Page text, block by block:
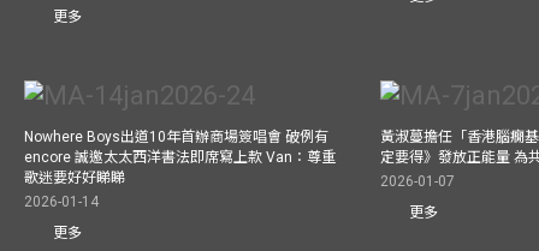
更多
Nowhere Boys出道10年首辦商場簽唱會 破例有
encore 誠邀太太西洋書法即席寫上款 Van：尊重
歌迷要好好睇睇
2026-01-14
更多
黃淑蔓擔任「香港腦癇
定要得》發放正能量 為
2026-01-07
更多